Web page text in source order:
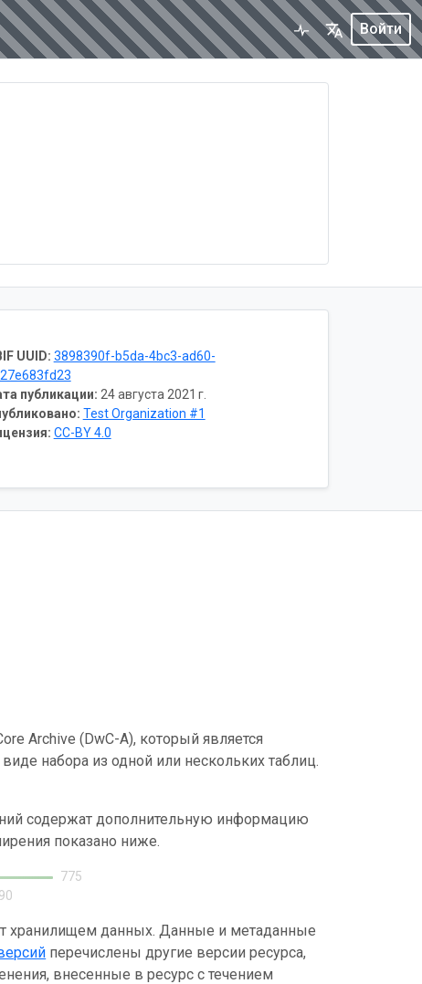
Войти
UUID: 3898390f-b5da-4bc3-ad60-
публикации: 24 августа 2021 г.
Test Organization #1
CC-BY 4.0
Archive (DwC-A), который является
набора из одной или нескольких таблиц.
содержат дополнительную информацию
показано ниже.
775
хранилищем данных. Данные и метаданные
перечислены другие версии ресурса,
внесенные в ресурс с течением